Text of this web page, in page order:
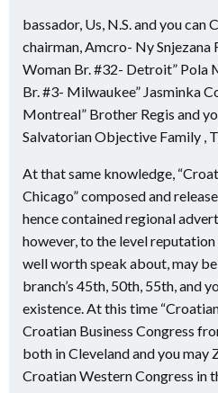
bassador, Us, N.S. and you can
chairman, Amcro- Ny
Woman Br. #32- Detroit” Pola
Br. #3- Milwaukee” Jasminka
Montreal” Brother Regis and
Salvatorian Objective Family ,
At that same knowledge,
Chicago” composed and
hence contained regional
however, to the level
well worth speak about, may
branch’s 45th, 50th, 55th, and
existence. At this time
Croatian Business Congress
both in Cleveland and you may
Croatian Western Congress in